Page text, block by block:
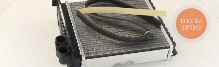
КНОПКА
ЗВ'ЯЗКУ